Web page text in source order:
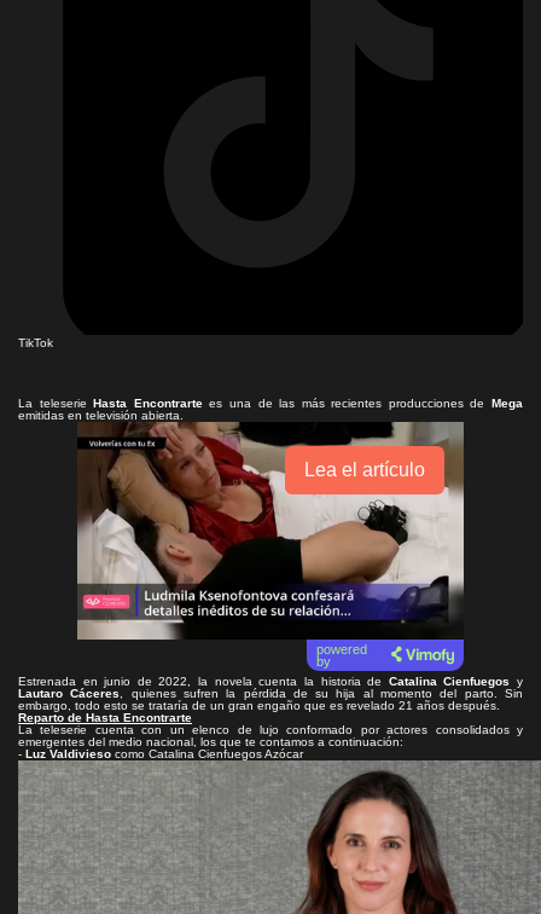
TikTok
La teleserieHasta Encontrartees una de las más recientes producciones deMega
emitidas en televisión abierta.
Lea el artículo
powered
by
Estrenada en junio de 2022, la novela cuenta la historia de Catalina Cienfuegos
y
Lautaro Cáceres
, quienes sufren la pérdida de su hija al momento del parto. Sin
embargo, todo esto se trataría de un gran engaño que es revelado 21 años después.
Reparto de Hasta Encontrarte
La teleserie cuenta con un elenco de lujo conformado por actores consolidados y
emergentes del medio nacional, los que te contamos a continuación:
- Luz Valdivieso como Catalina Cienfuegos Azócar